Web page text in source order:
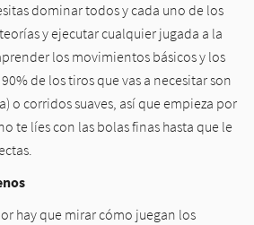
dominar todos y cada uno de los
y ejecutar cualquier jugada a la
los movimientos básicos y los
de los tiros que vas a necesitar son
o corridos suaves, así que empieza por
te líes con las bolas finas hasta que le
hay que mirar cómo juegan los